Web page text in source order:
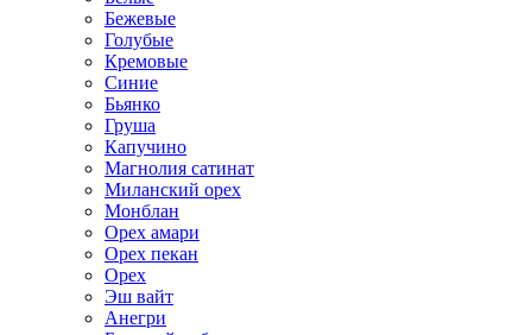
Бежевые
Голубые
Кремовые
Синие
Бьянко
Груша
Капучино
Магнолия сатинат
Миланский орех
Монблан
Орех амари
Орех пекан
Орех
Эш вайт
Анегри